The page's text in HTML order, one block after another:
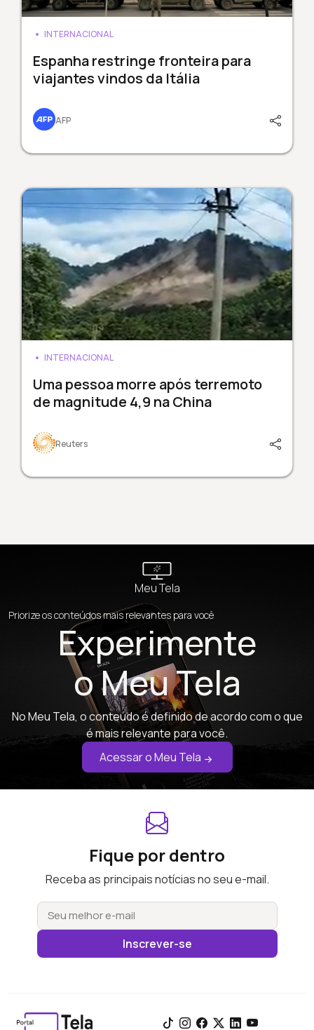
INTERNACIONAL
Espanha restringe fronteira para
viajantes vindos da Itália
AFP
INTERNACIONAL
Uma pessoa morre após terremoto
de magnitude 4,9 na China
Reuters
Meu Tela
Priorize os conteúdos mais relevantes para você
Experimente
o Meu Tela
No Meu Tela, o conteúdo é definido de acordo com o que
é mais relevante para você.
Acessar o Meu Tela
Fique por dentro
Receba as principais notícias no seu e-mail.
Inscrever-se